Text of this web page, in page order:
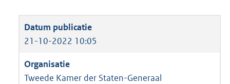
21-10-2022 10:05
Tweede Kamer der Staten-Generaal